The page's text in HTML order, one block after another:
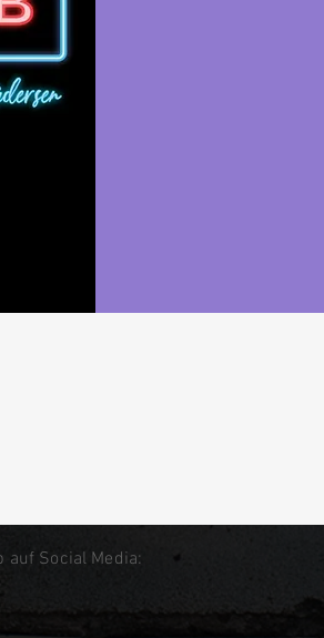
auf Social Media: